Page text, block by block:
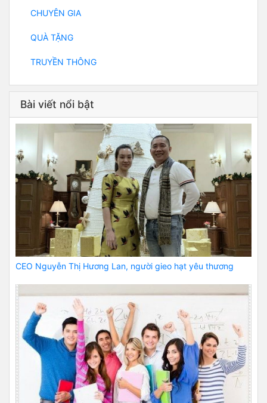
CHUYÊN GIA
QUÀ TẶNG
TRUYỀN THÔNG
Bài viết nổi bật
CEO Nguyễn Thị Hương Lan, người gieo hạt yêu thương